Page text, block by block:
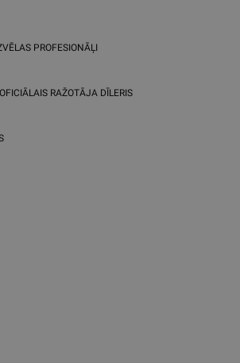
PROFESIONĀĻI
RAŽOTĀJA DĪLERIS